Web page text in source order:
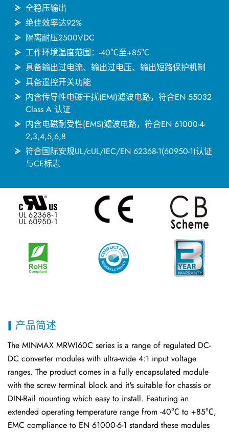
全稳压输出
绝佳效率达92%
隔离耐压2500VDC
工作环境温度范围：-40℃至+85℃
具备输出过电流、输出过电压、输出短路保护机制
具备遥控开关功能
内含传导性电磁干扰(EMI)滤波电路，符合EN 55032
Class A 认证
内含电磁耐受性(EMS)滤波电路，符合EN 61000-4-
2,3,4,5,6,8
符合国际安规UL/cUL/IEC/EN 62368-1(60950-1)认证
与CE标志
产品简述
The MINMAX MRWI60C series is a range of regulated DC-
DC converter modules with ultra-wide 4:1 input voltage
ranges. The product comes in a fully encapsulated module
with the screw terminal block and it's suitable for chassis or
DIN-Rail mounting which easy to install. Featuring an
extended operating temperature range from -40℃ to +85℃,
EMC compliance to EN 61000-6-1 standard these modules
新闻中心
联络我们
繁體中文
日本语 한국어